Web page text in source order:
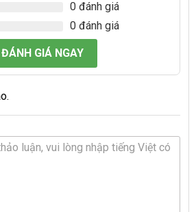
0 đánh giá
0 đánh giá
ĐÁNH GIÁ NGAY